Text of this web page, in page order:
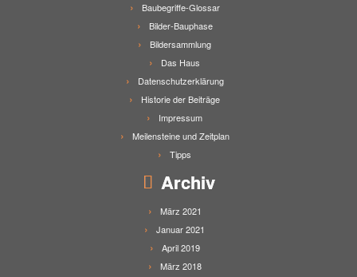
Baubegriffe-Glossar
Bilder-Bauphase
Bildersammlung
Das Haus
Datenschutzerklärung
Historie der Beiträge
Impressum
Meilensteine und Zeitplan
Tipps
Archiv
März 2021
Januar 2021
April 2019
März 2018